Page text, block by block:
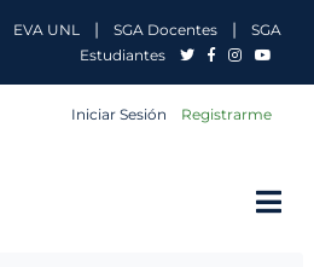
EVA UNL | SGA Docentes |
SGA
Estudiantes
Iniciar Sesión Registrarme